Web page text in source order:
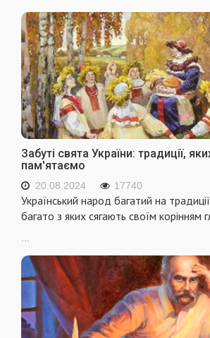
Забуті свята України: традиції,
пам'ятаємо
20.08.2024 17740
Український народ багатий на
багато з яких сягають своїм корінням